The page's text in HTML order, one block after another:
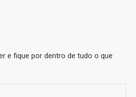
e fique por dentro de tudo o que